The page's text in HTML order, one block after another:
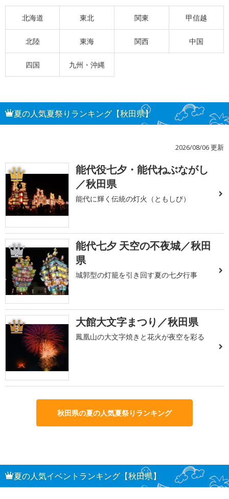
北海道 東北 関東 甲信越
北陸 東海 関西 中国
四国 九州・沖縄
夏の人気夏祭りランキング【秋田県】
2026/08/06 更新
1
能代役七夕・能代ねぶながし
／秋田県
能代に輝く伝統の灯火（ともしび）
2
能代七夕 天空の不夜城／秋田
県
城郭型の灯籠を引き回す夏の七夕行事
3 大館大文字まつり／秋田県
鳳凰山の大文字焼きと花火が夜空を彩る
秋田県の夏の人気夏祭りランキング
夏の人気イベントランキング【秋田県】